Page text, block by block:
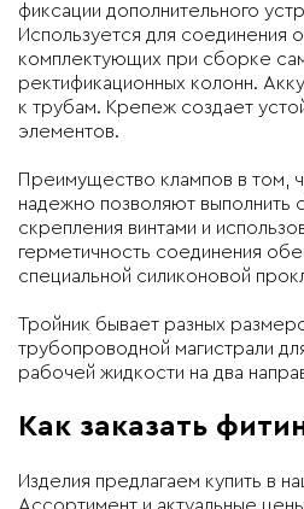
фиксации дополнительного
Используется для соединения
комплектующих при сборке
ректификационных колонн.
к трубам. Крепеж создает
элементов.
Преимущество клампов в том,
надежно позволяют выполнить
скрепления винтами и
герметичность соединения
специальной силиконовой
Тройник бывает разных
трубопроводной магистрали
рабочей жидкости на два
Как заказать
Изделия предлагаем купить в